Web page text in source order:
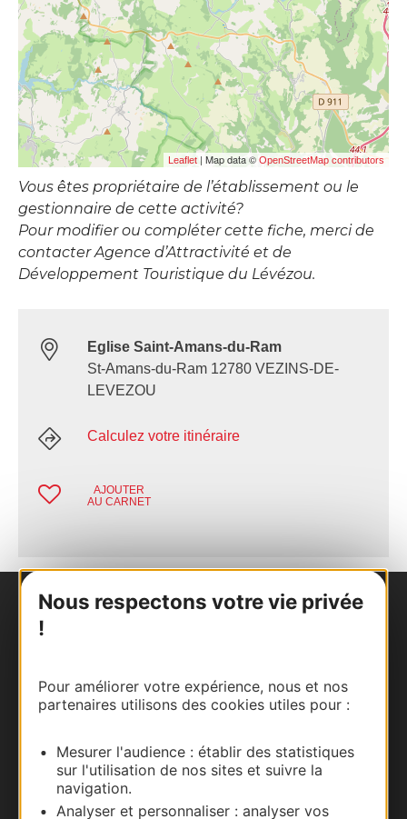
Nous respectons votre vie privée
!
Pour améliorer votre expérience, nous et nos
partenaires utilisons des cookies utiles pour :
Mesurer l'audience : établir des statistiques
sur l'utilisation de nos sites et suivre la
navigation.
Analyser et personnaliser : analyser vos
Leaflet | Map data © OpenStreetMap contributors
Vous êtes propriétaire de l’établissement ou le
gestionnaire de cette activité?
Pour modifier ou compléter cette fiche, merci de
contacter Agence d’Attractivité et de
Développement Touristique du Lévézou.
Eglise Saint-Amans-du-Ram
St-Amans-du-Ram 12780 VEZINS-DE-
LEVEZOU
Calculez votre itinéraire
AJOUTER
AU CARNET
Nous contacter
Documentation